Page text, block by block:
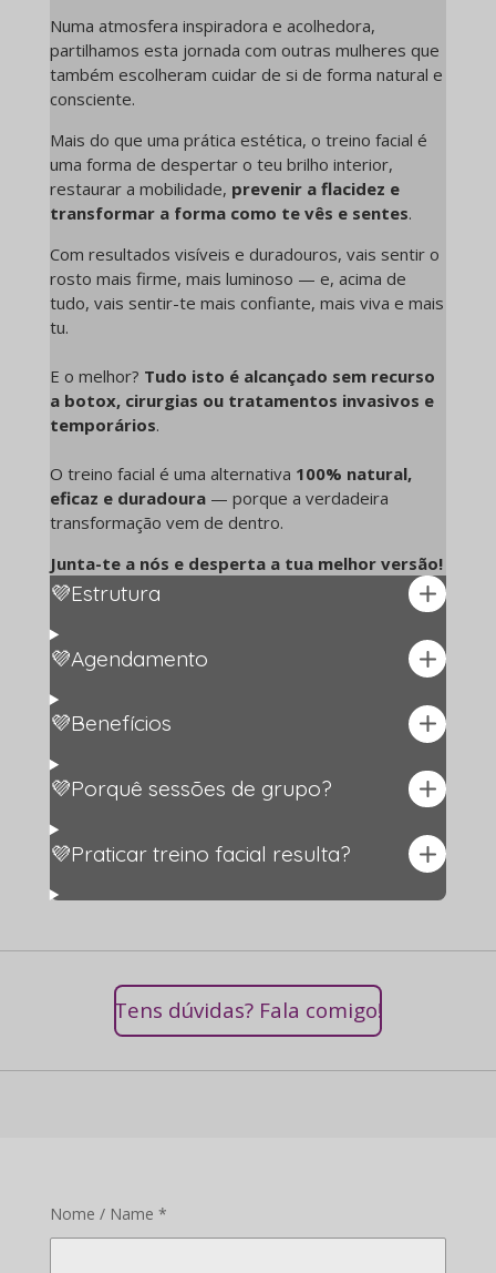
Numa atmosfera inspiradora e acolhedora,
partilhamos esta jornada com outras mulheres que
também escolheram cuidar de si de forma natural e
consciente.
Mais do que uma prática estética, o treino facial é
uma forma de despertar o teu brilho interior,
restaurar a mobilidade, prevenir a flacidez e
transformar a forma como te vês e sentes.
Com resultados visíveis e duradouros, vais sentir o
rosto mais firme, mais luminoso — e, acima de
tudo, vais sentir-te mais confiante, mais viva e mais
tu.
E o melhor? Tudo isto é alcançado sem recurso
a botox, cirurgias ou tratamentos invasivos e
temporários.
O treino facial é uma alternativa 100% natural,
eficaz e duradoura— porque a verdadeira
transformação vem de dentro.
Junta-te a nós e desperta a tua melhor versão!
💜Estrutura
💜Agendamento
💜Benefícios
💜Porquê sessões de grupo?
💜Praticar treino facial resulta?
Tens dúvidas? Fala comigo!
Nome / Name *